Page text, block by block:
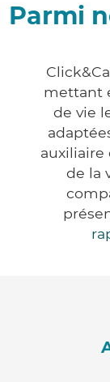
Parmi
mettant
de vie
auxiliaire
de la